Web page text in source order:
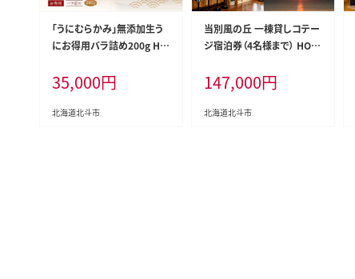
「うにむらかみ」無添加生う
にお得用バラ詰め200g HO
35,000円
北海道北斗市
当別風の丘 一棟貸しコテー
ジ宿泊券（4名様まで） HOK
147,000円
北海道北斗市